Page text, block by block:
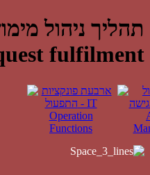
קישורים
ההצלחות
מה זה ITIL?
מי אנחנו
תהליך ניהול
fulfilment